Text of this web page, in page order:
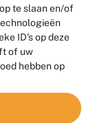
te slaan en/of
ID's op deze
of uw
hebben op
door